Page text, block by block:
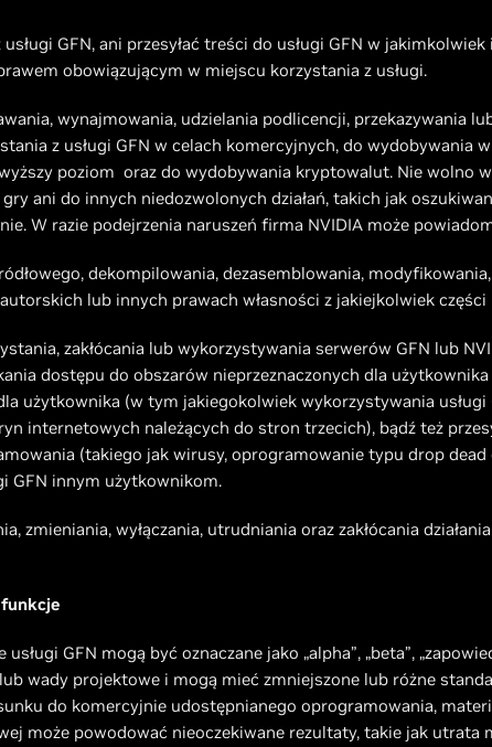
GFN, ani przesyłać treści do usługi GFN w
obowiązującym w miejscu korzystania z usługi.
wynajmowania, udzielania podlicencji, przekazywania
z usługi GFN w celach komercyjnych, do wydobywania
poziom oraz do wydobywania kryptowalut. Nie wolno
ani do innych niedozwolonych działań, takich jak
W razie podejrzenia naruszeń firma NVIDIA może
dekompilowania, dezasemblowania,
lub innych prawach własności z jakiejkolwiek części
zakłócania lub wykorzystywania serwerów GFN lub
dostępu do obszarów nieprzeznaczonych dla
użytkownika (w tym jakiegokolwiek wykorzystywania usługi
internetowych należących do stron trzecich), bądź też
(takiego jak wirusy, oprogramowanie typu drop dead
GFN innym użytkownikom.
zmieniania, wyłączania, utrudniania oraz zakłócania
funkcje
GFN mogą być oznaczane jako „alpha”, „beta”,
wady projektowe i mogą mieć zmniejszone lub różne
do komercyjnie udostępnianego oprogramowania,
może powodować nieoczekiwane rezultaty, takie jak